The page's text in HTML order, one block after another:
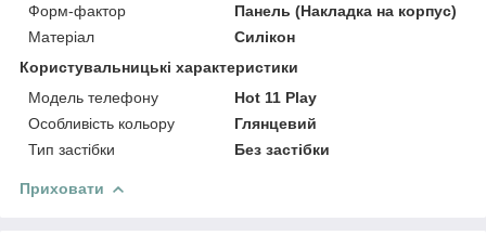
Форм-фактор
Панель (Накладка на корпус)
Матеріал
Силікон
Користувальницькі характеристики
Модель телефону
Hot 11 Play
Особливість кольору
Глянцевий
Тип застібки
Без застібки
Приховати